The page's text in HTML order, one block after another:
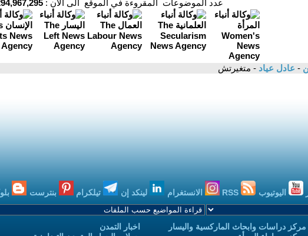
عدد الموضوعات المقروءة في الموقع الى الان :
- عادل عياد - متغيرتش
اليوتيوب الانستغرام لينكد إن تيلكرام بنترست
مركز دراسات وابحاث الماركسية واليسار
اخبار التمدن